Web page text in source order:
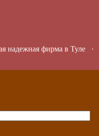
надежная фирма в Туле ·